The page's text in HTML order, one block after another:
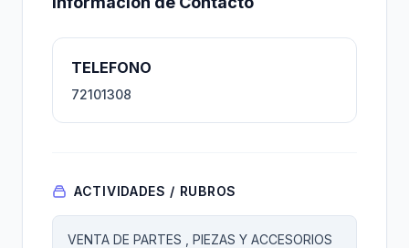
TELEFONO
72101308
ACTIVIDADES / RUBROS
VENTA DE PARTES , PIEZAS Y ACCESORIOS